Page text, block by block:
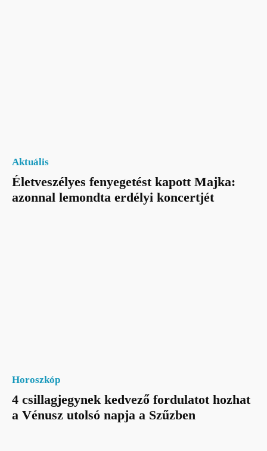
Aktuális
Életveszélyes fenyegetést kapott Majka:
azonnal lemondta erdélyi koncertjét
Horoszkóp
4 csillagjegynek kedvező fordulatot hozhat
a Vénusz utolsó napja a Szűzben